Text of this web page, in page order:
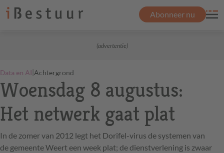
Abonneer nu
(advertentie)
Data en AI|Achtergrond
Woensdag 8 augustus:
Het netwerk gaat plat
In de zomer van 2012 legt het Dorifel-virus de systemen van
de gemeente Weert een week plat; de dienstverlening is zwaar